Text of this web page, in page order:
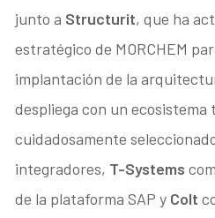
junto a Structurit, que ha
estratégico de MORCHEM
implantación de la
despliega con un ecosistema
cuidadosamente
integradores, T-Systems
de la plataforma SAP y Colt